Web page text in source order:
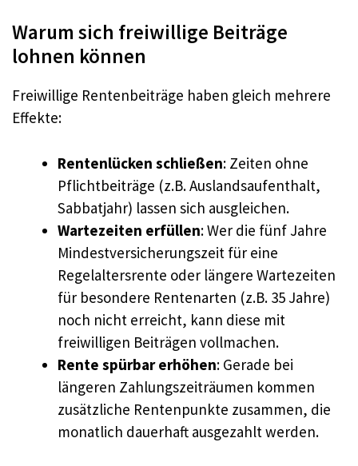
Warum sich freiwillige Beiträge
lohnen können
Freiwillige Rentenbeiträge haben gleich mehrere
Effekte:
Rentenlücken schließen: Zeiten ohne
Pflichtbeiträge (z.B. Auslandsaufenthalt,
Sabbatjahr) lassen sich ausgleichen.
Wartezeiten erfüllen: Wer die fünf Jahre
Mindestversicherungszeit für eine
Regelaltersrente oder längere Wartezeiten
für besondere Rentenarten (z.B. 35 Jahre)
noch nicht erreicht, kann diese mit
freiwilligen Beiträgen vollmachen.
Rente spürbar erhöhen: Gerade bei
längeren Zahlungszeiträumen kommen
zusätzliche Rentenpunkte zusammen, die
monatlich dauerhaft ausgezahlt werden.